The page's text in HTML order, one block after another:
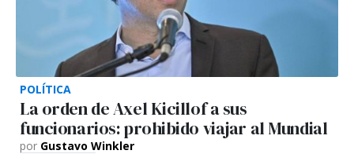
POLÍTICA
La orden de Axel Kicillof a sus
funcionarios: prohibido viajar al Mundial
por Gustavo Winkler